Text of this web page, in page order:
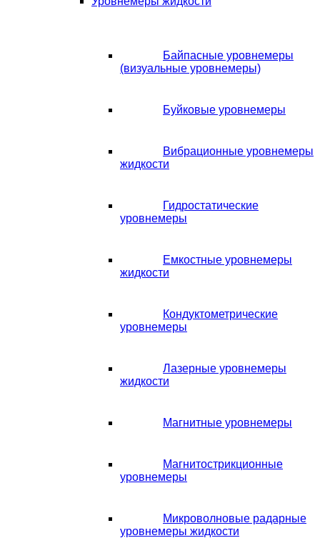
Байпасные уровнемеры
(визуальные уровнемеры)
Буйковые уровнемеры
Вибрационные уровнемеры
жидкости
Гидростатические
уровнемеры
Емкостные уровнемеры
жидкости
Кондуктометрические
уровнемеры
Лазерные уровнемеры
жидкости
Магнитные уровнемеры
Магнитострикционные
уровнемеры
Микроволновые радарные
уровнемеры жидкости